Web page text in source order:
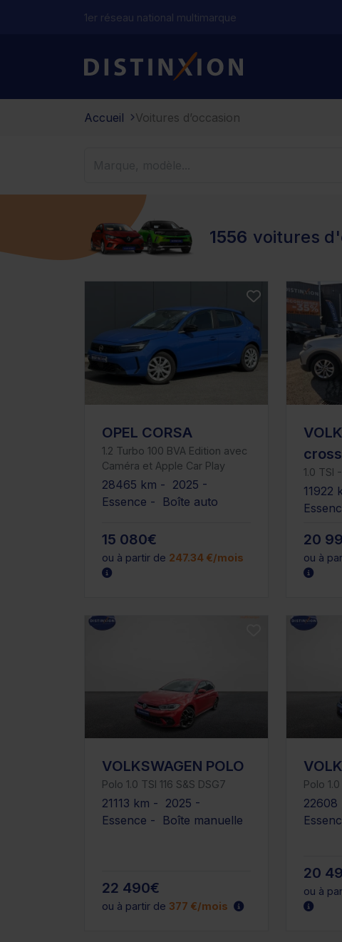
1er réseau national multimarque
Distinxion
Accueil Voitures d’occasion
1556 voitures
OPEL CORSA
1.2 Turbo 100 BVA Edition avec
Caméra et Apple Car Play
28465 km - 2025 -
Essence - Boîte auto
15 080€
ou à partir de 247.34 €/mois
cross
1.0 TSI
11922
20
ou à
VOLKSWAGEN POLO
Polo 1.0 TSI 116 S&S DSG7
21113 km - 2025 -
Essence - Boîte manuelle
22 490€
ou à partir de 377 €/mois
Polo
20
ou à